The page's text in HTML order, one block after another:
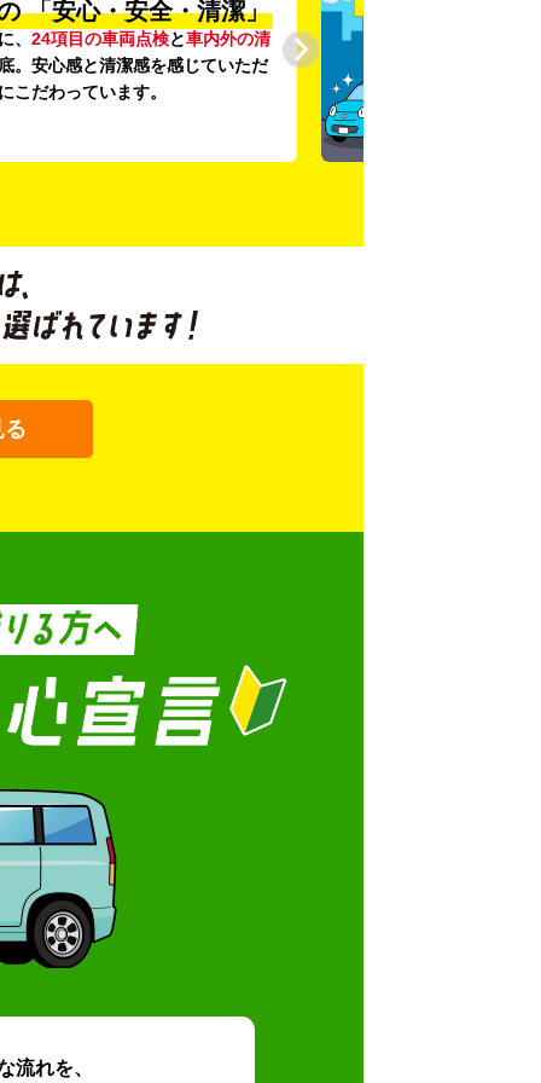
「安心・安全・清潔」
、 24項目の車両点検と車内外の清
。安心感と清潔感を感じていただ
こだわっています。
流れを、